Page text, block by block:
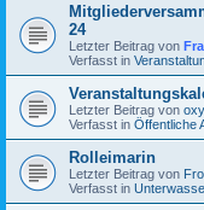
24
Letzter Beitrag von
Verfasst in
Letzter Beitrag von
Verfasst in Öffentliche
Rolleimarin
Letzter Beitrag von
Verfasst in